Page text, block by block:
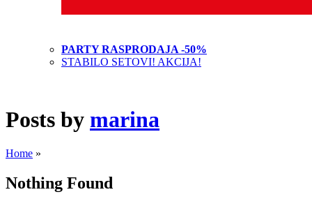
PARTY RASPRODAJA -50%
STABILO SETOVI! AKCIJA!
Posts by marina
Home »
Nothing Found